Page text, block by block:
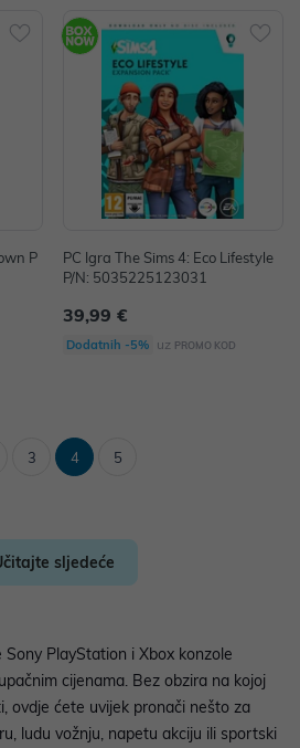
P
PC Igra The Sims 4: Eco Lifestyle
P/N: 5035225123031
39,99 €
Dodatnih -5% uz PROMO KOD
3 4 5
sljedeće
PlayStation i Xbox konzole
cijenama. Bez obzira na kojoj
ovdje ćete uvijek pronači nešto za
ludu vožnju, napetu akciju ili sportski